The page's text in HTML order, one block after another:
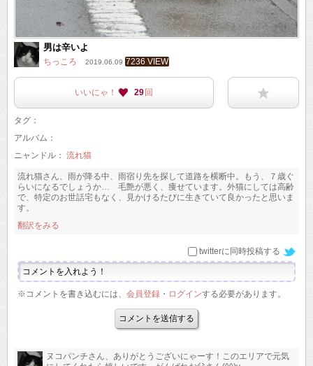
男は辛いよ
ちっころ 2019.06.09 7236 VIEW
いいにゃ！ 29 回
タグ：
アルバム：
ニャンドル： 流れ猫
流れ猫さん、雨が降る中、雨宿り先を探して道路を横断中。もう、７歳ぐ
らいになるでしょうか… 毛艶が悪く、痩せています。外猫にしては高齢
で、特定のお世話宅もなく、見かけるたびに生きていて良かったと思いま
す。
翻訳をみる
twitterに同時投稿する
※コメントを書き込むには、 会員登録 ・ ログインする必要があります。
ヌコパンチさん、ありがとうございにゃーす！このエリアで元気